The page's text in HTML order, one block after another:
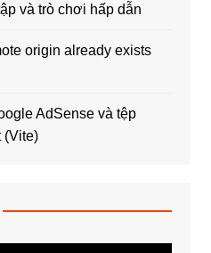
và trò chơi hấp dẫn
origin already exists
AdSense và tệp
(Vite)